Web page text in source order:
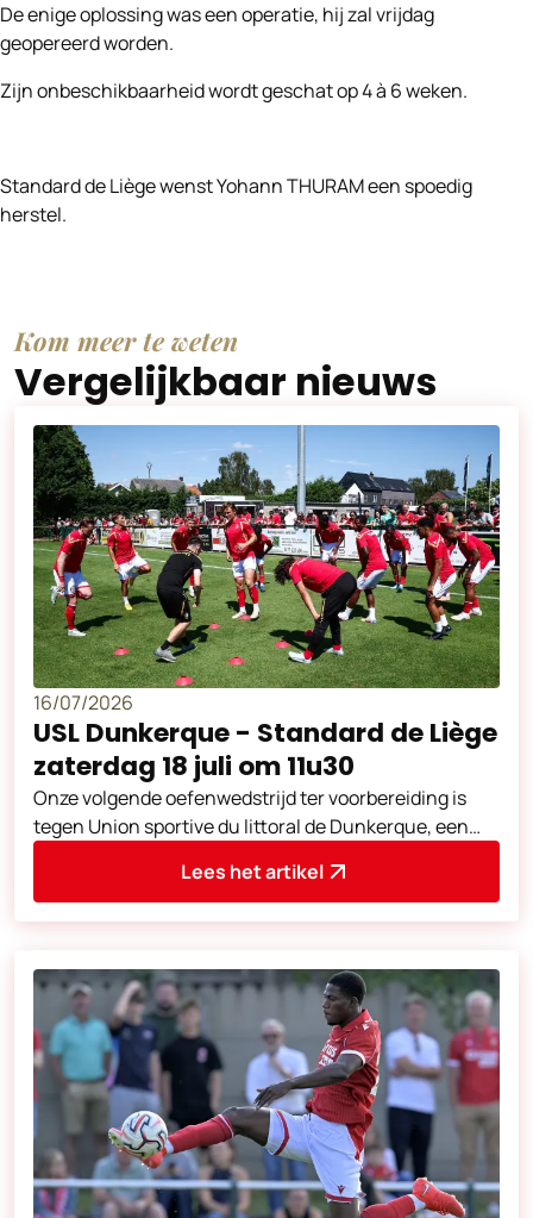
De enige oplossing was een operatie, hij zal vrijdag
geopereerd worden.
Zijn onbeschikbaarheid wordt geschat op 4 à 6 weken.
Standard de Liège wenst Yohann THURAM een spoedig
herstel.
Kom meer te weten
Vergelijkbaar nieuws
16/07/2026
USL Dunkerque - Standard de Liège
zaterdag 18 juli om 11u30
Onze volgende oefenwedstrijd ter voorbereiding is
tegen Union sportive du littoral de Dunkerque, een
Lees het artikel